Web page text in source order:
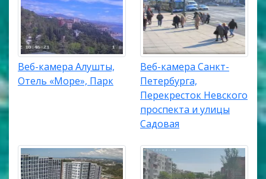
Веб-камера Алушты,
Отель «Море», Парк
Веб-камера Санкт-
Петербурга,
Перекресток Невского
проспекта и улицы
Садовая